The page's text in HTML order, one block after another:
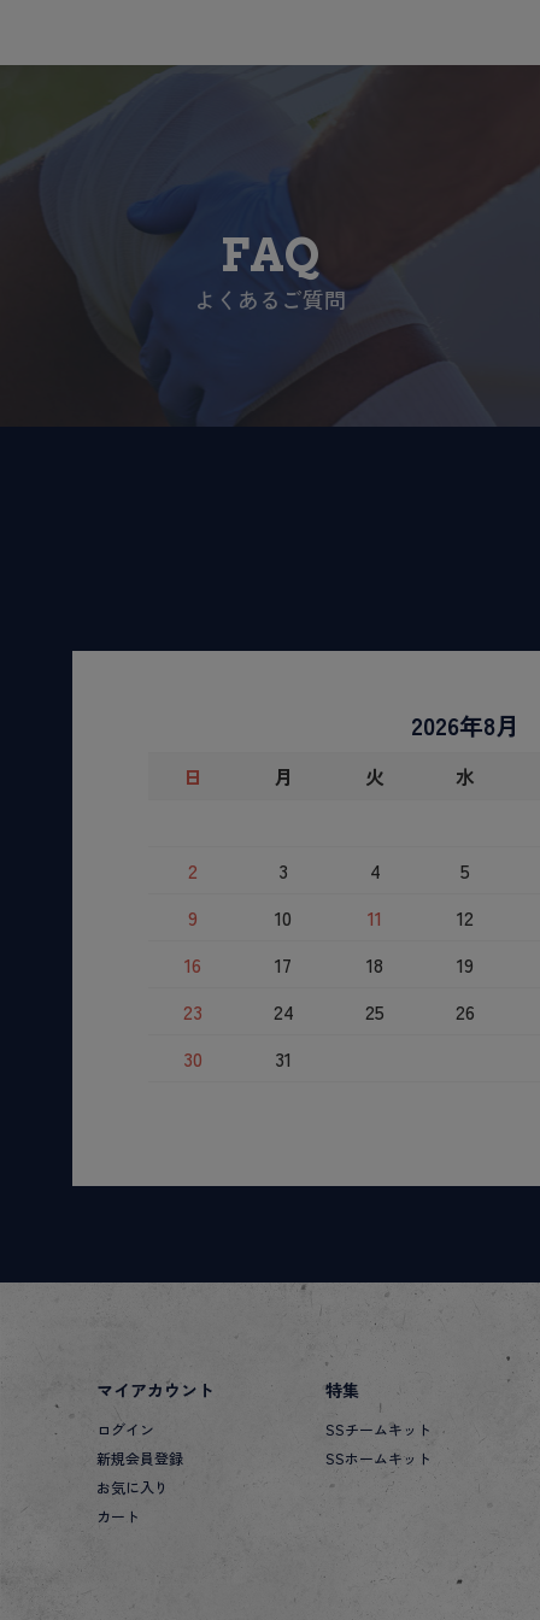
FAQ
よくあるご質問
2026年8月
日 月 火 水
2
3 4 5
9
10 11 12
16
17 18 19
23
24 25 26
30
31
マイアカウント
ログイン
新規会員登録
お気に入り
カート
特集
SSチームキット
SSホームキット